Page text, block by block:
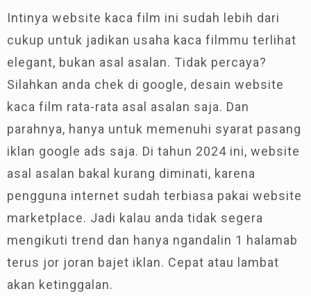
Intinya website kaca film ini sudah lebih dari
cukup untuk jadikan usaha kaca filmmu terlihat
elegant, bukan asal asalan. Tidak percaya?
Silahkan anda chek di google, desain website
kaca film rata-rata asal asalan saja. Dan
parahnya, hanya untuk memenuhi syarat pasang
iklan google ads saja. Di tahun 2024 ini, website
asal asalan bakal kurang diminati, karena
pengguna internet sudah terbiasa pakai website
marketplace. Jadi kalau anda tidak segera
mengikuti trend dan hanya ngandalin 1 halamab
terus jor joran bajet iklan. Cepat atau lambat
akan ketinggalan.